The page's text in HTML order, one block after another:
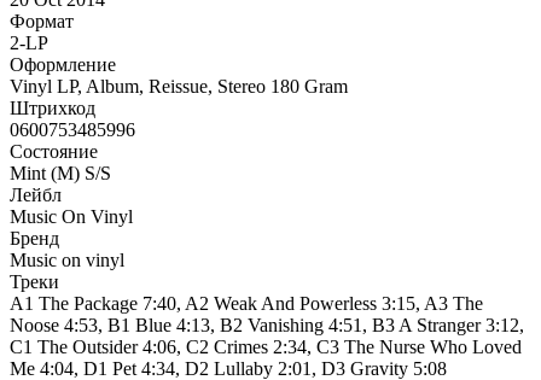
Формат
2-LP
Оформление
Vinyl LP, Album, Reissue, Stereo 180 Gram
Штрихкод
0600753485996
Состояние
Mint (M) S/S
Лейбл
Music On Vinyl
Бренд
Music on vinyl
Треки
A1 The Package 7:40, A2 Weak And Powerless 3:15, A3 The
Noose 4:53, B1 Blue 4:13, B2 Vanishing 4:51, B3 A Stranger 3:12,
C1 The Outsider 4:06, C2 Crimes 2:34, C3 The Nurse Who Loved
Me 4:04, D1 Pet 4:34, D2 Lullaby 2:01, D3 Gravity 5:08